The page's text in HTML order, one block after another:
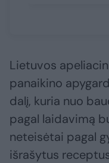
Lietuvos
panaikino
dalį, kuria nuo
pagal laidavimą
neteisėtai pagal
išrašytus